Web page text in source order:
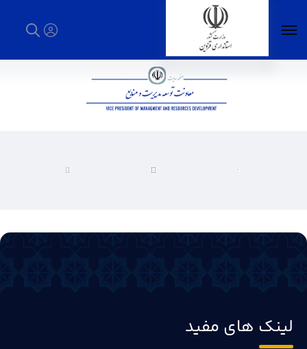
اصلاح فرآیندها و خدمات - استانداری قزوین
لینک های مفید